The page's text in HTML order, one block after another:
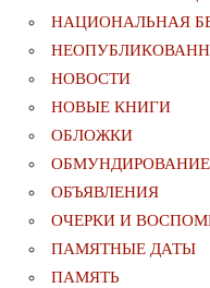
НАЦИОНАЛЬНАЯ
НОВОСТИ
НОВЫЕ КНИГИ
ОБЛОЖКИ
ОБЪЯВЛЕНИЯ
ОЧЕРКИ И
ПАМЯТНЫЕ ДАТЫ
ПАМЯТЬ